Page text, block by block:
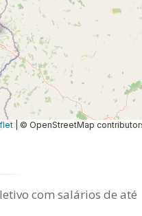
© OpenStreetMap
com salários de até